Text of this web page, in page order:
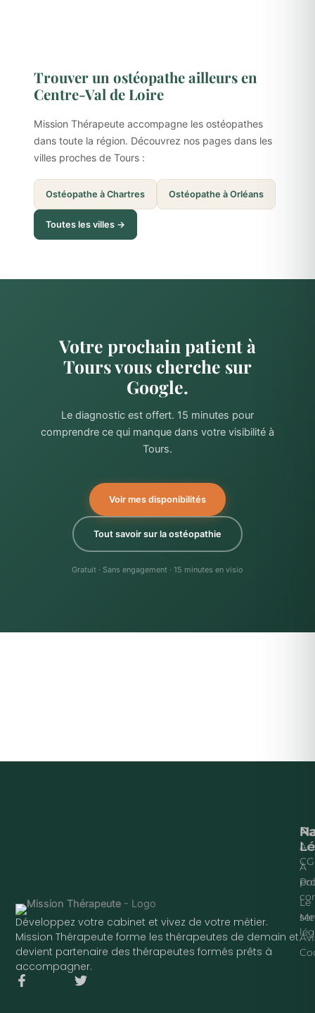
Trouver un ostéopathe ailleurs en
Centre-Val de Loire
Mission Thérapeute accompagne les ostéopathes
dans toute la région. Découvrez nos pages dans les
villes proches de Tours :
Ostéopathe à Chartres Ostéopathe à Orléans
Toutes les villes →
Votre prochain patient à
Tours vous cherche sur
Google.
Le diagnostic est offert. 15 minutes pour
comprendre ce qui manque dans votre visibilité à
Tours.
Voir mes disponibilités
Tout savoir sur la ostéopathie
Gratuit · Sans engagement · 15 minutes en visio
Développez votre cabinet et vivez de votre métier.
Mission Thérapeute forme les thérapeutes de demain et
devient partenaire des thérapeutes formés prêts à
accompagner.
F
T
À
Le